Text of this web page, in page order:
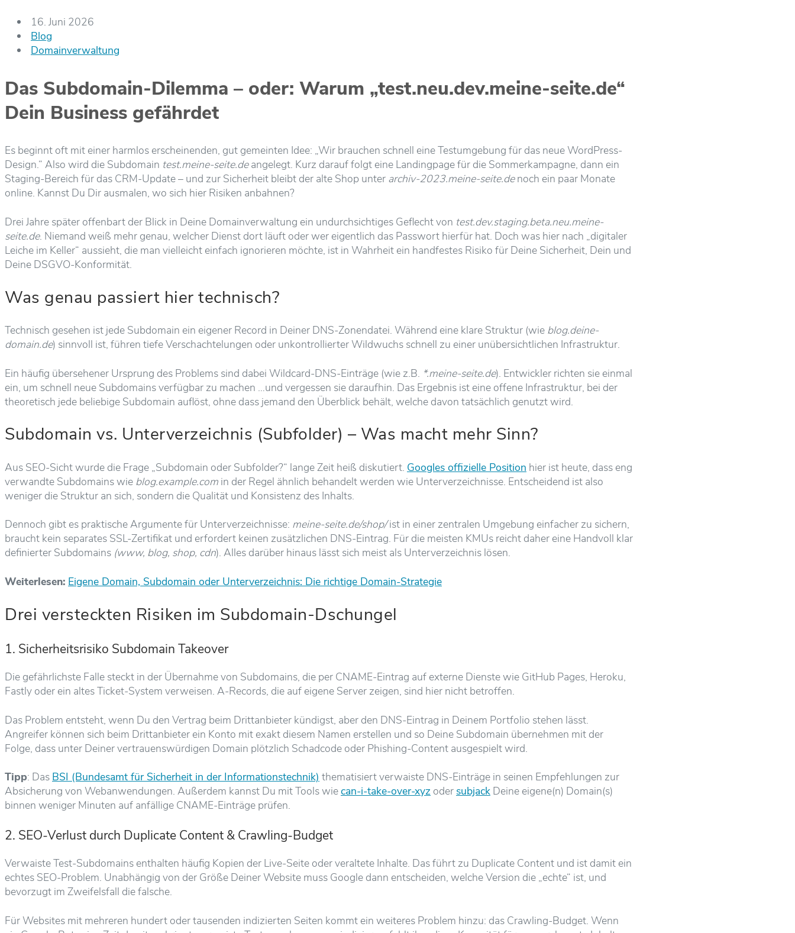
16. Juni 2026
Blog
Domainverwaltung
Das Subdomain-Dilemma – oder: Warum „test.neu.dev.meine-seite.de“
Dein Business gefährdet
Es beginnt oft mit einer harmlos erscheinenden, gut gemeinten Idee: „Wir brauchen schnell eine Testumgebung für das neue WordPress-
Design.“ Also wird die Subdomain test.meine-seite.deangelegt. Kurz darauf folgt eine Landingpage für die Sommerkampagne, dann ein
Staging-Bereich für das CRM-Update – und zur Sicherheit bleibt der alte Shop unter archiv-2023.meine-seite.denoch ein paar Monate
online. Kannst Du Dir ausmalen, wo sich hier Risiken anbahnen?
Drei Jahre später offenbart der Blick in Deine Domainverwaltung ein undurchsichtiges Geflecht von test.dev.staging.beta.neu.meine-
seite.de. Niemand weiß mehr genau, welcher Dienst dort läuft oder wer eigentlich das Passwort hierfür hat. Doch was hier nach „digitaler
Leiche im Keller“ aussieht, die man vielleicht einfach ignorieren möchte, ist in Wahrheit ein handfestes Risiko für Deine Sicherheit, Dein und
Deine DSGVO-Konformität.
Was genau passiert hier technisch?
Technisch gesehen ist jede Subdomain ein eigener Record in Deiner DNS-Zonendatei. Während eine klare Struktur (wie blog.deine-
domain.de) sinnvoll ist, führen tiefe Verschachtelungen oder unkontrollierter Wildwuchs schnell zu einer unübersichtlichen Infrastruktur.
Ein häufig übersehener Ursprung des Problems sind dabei Wildcard-DNS-Einträge (wie z.B. *.meine-seite.de). Entwickler richten sie einmal
ein, um schnell neue Subdomains verfügbar zu machen …und vergessen sie daraufhin. Das Ergebnis ist eine offene Infrastruktur, bei der
theoretisch jede beliebige Subdomain auflöst, ohne dass jemand den Überblick behält, welche davon tatsächlich genutzt wird.
Subdomain vs. Unterverzeichnis (Subfolder) – Was macht mehr Sinn?
Aus SEO-Sicht wurde die Frage „Subdomain oder Subfolder?“ lange Zeit heiß diskutiert. Googles offizielle Position hier ist heute, dass eng
verwandte Subdomains wie blog.example.com in der Regel ähnlich behandelt werden wie Unterverzeichnisse. Entscheidend ist also
weniger die Struktur an sich, sondern die Qualität und Konsistenz des Inhalts.
Dennoch gibt es praktische Argumente für Unterverzeichnisse: meine-seite.de/shop/ist in einer zentralen Umgebung einfacher zu sichern,
braucht kein separates SSL-Zertifikat und erfordert keinen zusätzlichen DNS-Eintrag. Für die meisten KMUs reicht daher eine Handvoll klar
definierter Subdomains (www, blog, shop, cdn). Alles darüber hinaus lässt sich meist als Unterverzeichnis lösen.
Weiterlesen: Eigene Domain, Subdomain oder Unterverzeichnis: Die richtige Domain-Strategie
Drei versteckten Risiken im Subdomain-Dschungel
1. Sicherheitsrisiko Subdomain Takeover
Die gefährlichste Falle steckt in der Übernahme von Subdomains, die per CNAME-Eintrag auf externe Dienste wie GitHub Pages, Heroku,
Fastly oder ein altes Ticket-System verweisen. A-Records, die auf eigene Server zeigen, sind hier nicht betroffen.
Das Problem entsteht, wenn Du den Vertrag beim Drittanbieter kündigst, aber den DNS-Eintrag in Deinem Portfolio stehen lässt.
Angreifer können sich beim Drittanbieter ein Konto mit exakt diesem Namen erstellen und so Deine Subdomain übernehmen mit der
Folge, dass unter Deiner vertrauenswürdigen Domain plötzlich Schadcode oder Phishing-Content ausgespielt wird.
Tipp: Das BSI (Bundesamt für Sicherheit in der Informationstechnik) thematisiert verwaiste DNS-Einträge in seinen Empfehlungen zur
Absicherung von Webanwendungen. Außerdem kannst Du mit Tools wiecan-i-take-over-xyz oder subjack Deine eigene(n) Domain(s)
binnen weniger Minuten auf anfällige CNAME-Einträge prüfen.
2. SEO-Verlust durch Duplicate Content & Crawling-Budget
Verwaiste Test-Subdomains enthalten häufig Kopien der Live-Seite oder veraltete Inhalte. Das führt zu Duplicate Content und ist damit ein
echtes SEO-Problem. Unabhängig von der Größe Deiner Website muss Google dann entscheiden, welche Version die „echte“ ist, und
bevorzugt im Zweifelsfall die falsche.
Für Websites mit mehreren hundert oder tausenden indizierten Seiten kommt ein weiteres Problem hinzu: das Crawling-Budget. Wenn